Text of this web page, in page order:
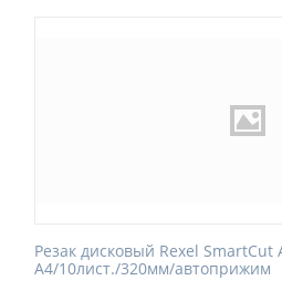
Резак дисковый Rexel SmartCut
A4/10лист./320мм/автоприжим